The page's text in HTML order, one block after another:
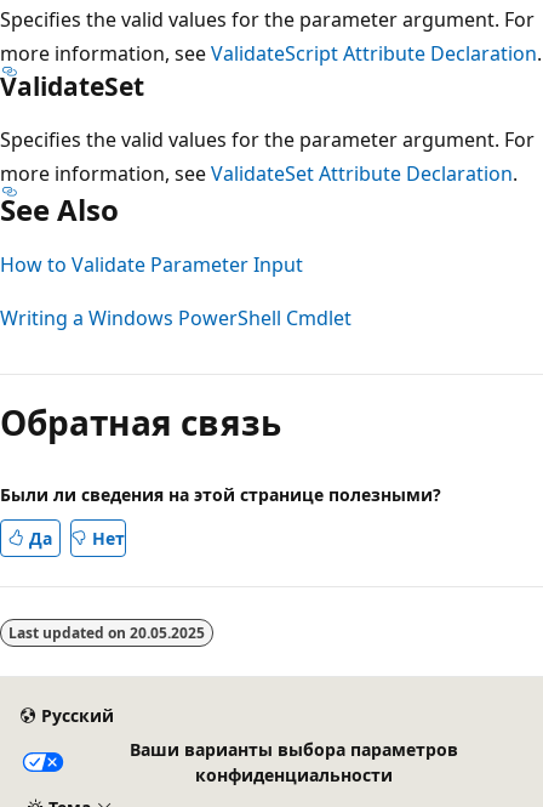
Specifies the valid values for the parameter argument. For
more information, seeValidateScript Attribute Declaration.
ValidateSet
Specifies the valid values for the parameter argument. For
more information, seeValidateSet Attribute Declaration.
See Also
How to Validate Parameter Input
Writing a Windows PowerShell Cmdlet
чтения
выключен
Обратная связь
Были ли сведения на этой странице полезными?
Да
Нет
Last updated on 20.05.2025
Русский
Ваши варианты выбора параметров
конфиденциальности